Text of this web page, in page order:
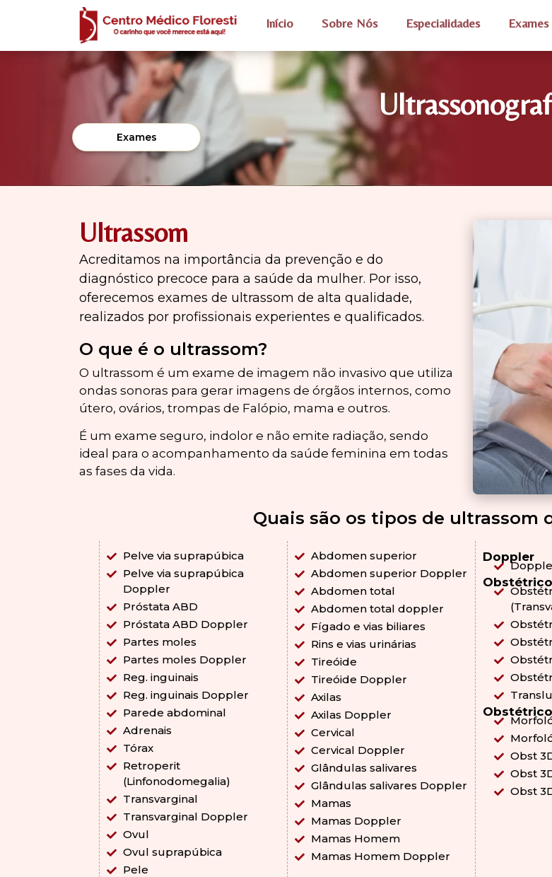
Início Sobre Nós Especialidades Exames
Exames
Ultrassom
Acreditamos na importância da prevenção e do
diagnóstico precoce para a saúde da mulher. Por isso,
oferecemos exames de ultrassom de alta qualidade,
realizados por profissionais experientes e qualificados.
O que é o ultrassom?
O ultrassom é um exame de imagem não invasivo que utiliza
ondas sonoras para gerar imagens de órgãos internos, como
útero, ovários, trompas de Falópio, mama e outros.
É um exame seguro, indolor e não emite radiação, sendo
ideal para o acompanhamento da saúde feminina em todas
as fases da vida.
Quais são os tipos de ultrassom
Pelve via suprapúbica
Pelve via suprapúbica
Doppler
Próstata ABD
Próstata ABD Doppler
Partes moles
Partes moles Doppler
Reg. inguinais
Reg. inguinais Doppler
Parede abdominal
Adrenais
Tórax
Retroperit
(Linfonodomegalia)
Transvarginal
Transvarginal Doppler
Ovul
Ovul suprapúbica
Pele
Abdomen superior
Abdomen superior Doppler
Abdomen total
Abdomen total doppler
Fígado e vias biliares
Rins e vias urinárias
Tireóide
Tireóide Doppler
Axilas
Axilas Doppler
Cervical
Cervical Doppler
Glândulas salivares
Glândulas salivares Doppler
Mamas
Mamas Doppler
Mamas Homem
Mamas Homem Doppler
Doppler
Obstétrico
Obst
Obst
Obst